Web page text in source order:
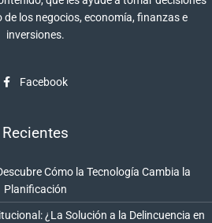
los negocios, economía, finanzas e
inversiones.
Facebook
Recientes
Cómo la Tecnología Cambia la
Planificación
¿La Solución a la Delincuencia en